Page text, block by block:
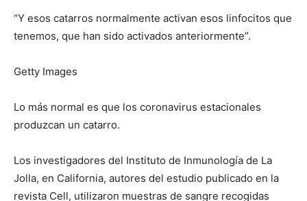
“Y esos catarros normalmente activan esos linfocitos que
tenemos, que han sido activados anteriormente”.
Getty Images
Lo más normal es que los coronavirus estacionales
produzcan un catarro.
Los investigadores del Instituto de Inmunología de La
Jolla, en California, autores del estudio publicado en la
revista Cell, utilizaron muestras de sangre recogidas